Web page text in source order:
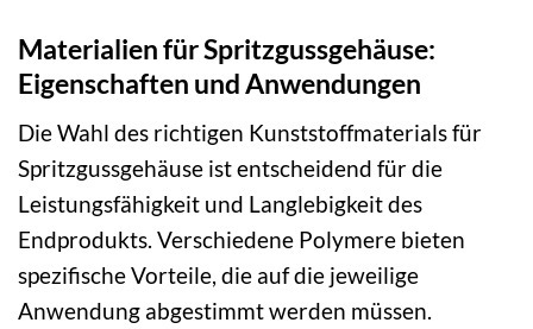
Materialien für Spritzgussgehäuse:
Eigenschaften und Anwendungen
Die Wahl des richtigen Kunststoffmaterials für
Spritzgussgehäuse ist entscheidend für die
Leistungsfähigkeit und Langlebigkeit des
Endprodukts. Verschiedene Polymere bieten
spezifische Vorteile, die auf die jeweilige
Anwendung abgestimmt werden müssen.